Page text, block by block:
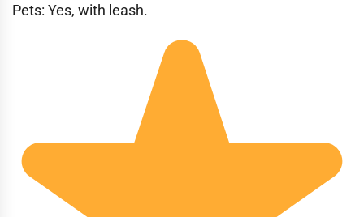
Pets: Yes, with leash.